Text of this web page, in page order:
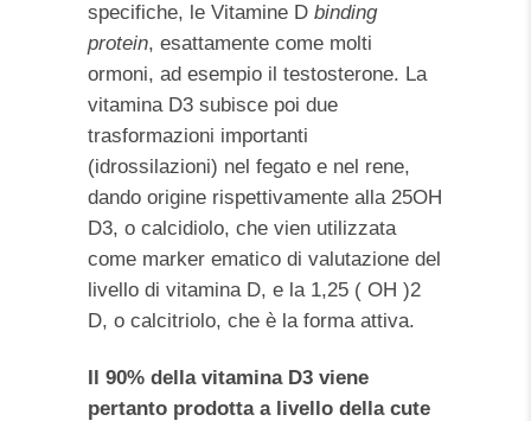
specifiche, le Vitamine D binding
protein, esattamente come molti
ormoni, ad esempio il testosterone. La
vitamina D3 subisce poi due
trasformazioni importanti
(idrossilazioni) nel fegato e nel rene,
dando origine rispettivamente alla 25OH
D3, o calcidiolo, che vien utilizzata
come marker ematico di valutazione del
livello di vitamina D, e la 1,25 ( OH )2
D, o calcitriolo, che è la forma attiva.
Il 90% della vitamina D3 viene
pertanto prodotta a livello della cute